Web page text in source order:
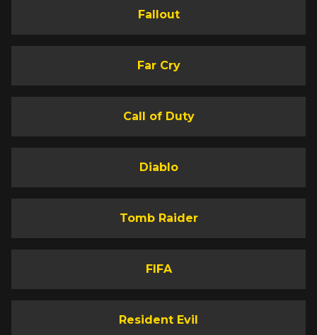
Fallout
Far Cry
Call of Duty
Diablo
Tomb Raider
FIFA
Resident Evil